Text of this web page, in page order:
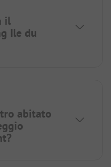
il
Ile du
abitato